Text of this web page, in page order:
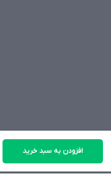
افزودن به سبد خرید